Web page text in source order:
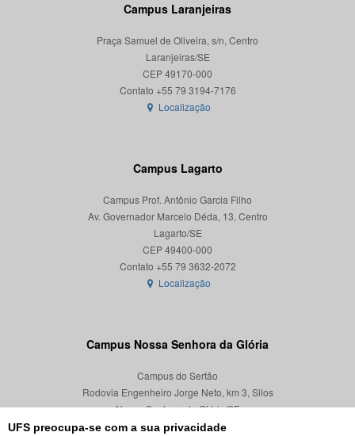
UFS preocupa-se com a sua privacidade
Campus Laranjeiras
Praça Samuel de Oliveira, s/n, Centro
Laranjeiras/SE
CEP 49170-000
Localização
Campus Lagarto
Campus Prof. Antônio Garcia Filho
Av. Governador Marcelo Déda, 13, Centro
Lagarto/SE
CEP 49400-000
Localização
Campus Nossa Senhora da Glória
Campus do Sertão
Rodovia Engenheiro Jorge Neto, km 3, Silos
Nossa Senhora da Glória/SE
CEP 49680-000